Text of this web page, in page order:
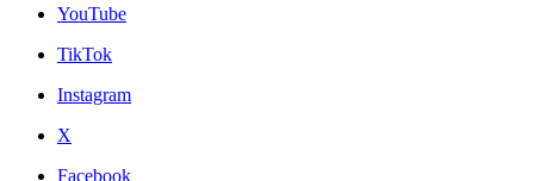
YouTube
TikTok
Instagram
X
Facebook